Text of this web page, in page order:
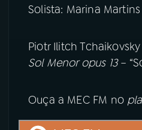
Solista: Marina Martins
Piotr Ilitch Tchaikovsky
Sol Menor opus 13–
Ouça a MEC FM no